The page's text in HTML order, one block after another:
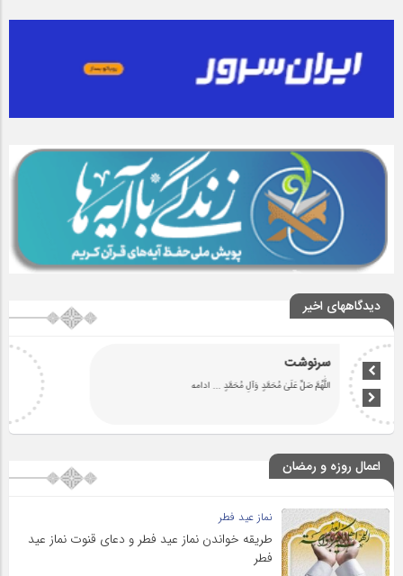
دیدگاههای اخیر
اللَّٰهُمَّ صَلِّ عَلَىٰ مُحَمَّدٍ وَآلِ مُحَمَّدٍ
اعمال روزه و رمضان
نماز عید فطر
طریقه خواندن نماز عید فطر و دعای قنوت نماز عید
فطر